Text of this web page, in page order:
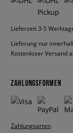
Lieferzeit 3-5
Lieferung nur
Kostenloser Versand
ZAHLUNGSFORMEN
Zahlungsarten